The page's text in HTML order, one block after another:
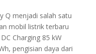
Q menjadi salah satu
mobil listrik terbaru
Charging 85 kW
pengisian daya dari